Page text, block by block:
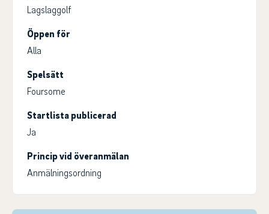
Lagslaggolf
Öppen för
Alla
Spelsätt
Foursome
Startlista publicerad
Ja
Princip vid överanmälan
Anmälningsordning